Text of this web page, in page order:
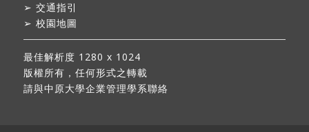
➢ 交通指引
➢ 校園地圖
最佳解析度 1280 x 1024
版權所有，任何形式之轉載
請與中原大學企業管理學系聯絡